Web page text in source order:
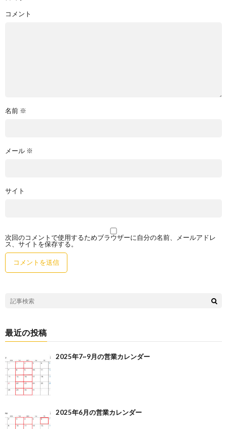
コメント
名前 ※
メール ※
サイト
次回のコメントで使用するためブラウザーに自分の名前、メールアドレ
ス、サイトを保存する。
最近の投稿
2025年7~9月の営業カレンダー
2025年6月の営業カレンダー